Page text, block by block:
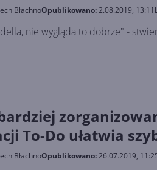
BłachnoOpublikowano:2.08.2019, 13:11
nie wygląda to dobrze" -
To-Do ułatwia
BłachnoOpublikowano:26.07.2019,